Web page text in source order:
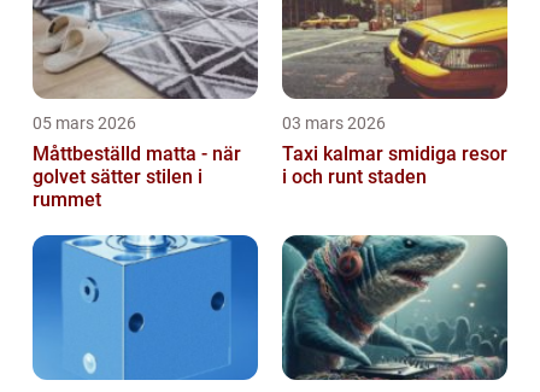
05 mars 2026
Måttbeställd matta - när
golvet sätter stilen i
rummet
03 mars 2026
Taxi kalmar smidiga resor
i och runt staden